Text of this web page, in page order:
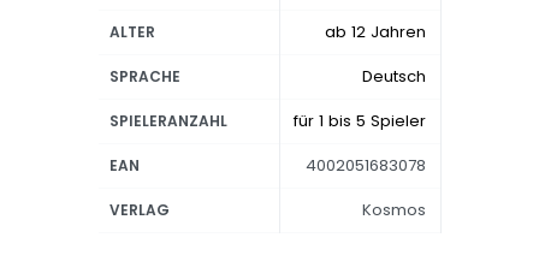
ALTER ab 12 Jahren
SPRACHE Deutsch
SPIELERANZAHL für 1 bis 5 Spieler
EAN 4002051683078
VERLAG Kosmos